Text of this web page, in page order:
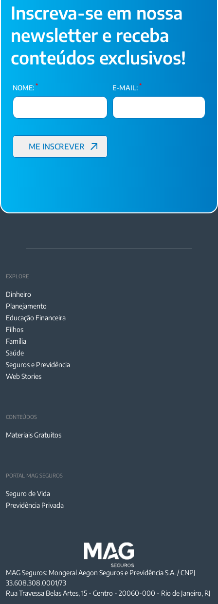
Inscreva-se em nossa
newsletter e receba
conteúdos exclusivos!
NOME: * E-MAIL: *
EXPLORE
Dinheiro
Planejamento
Educação Financeira
Filhos
Família
Saúde
Seguros e Previdência
Web Stories
CONTEÚDOS
Materiais Gratuitos
PORTAL MAG SEGUROS
Seguro de Vida
Previdência Privada
MAG Seguros: Mongeral Aegon Seguros e Previdência S.A. / CNPJ
33.608.308.0001/73
Rua Travessa Belas Artes, 15 - Centro - 20060-000 - Rio de Janeiro, RJ